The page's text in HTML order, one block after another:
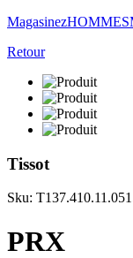
MagasinezHOMMES
Retour
Tissot
Sku:
PRX